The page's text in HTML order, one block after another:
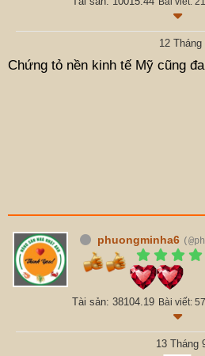
12
Chứng tỏ nền kinh tế Mỹ cũng
phuongminha6
Tài sản: 38104.19 Bài viết:
13 Tháng